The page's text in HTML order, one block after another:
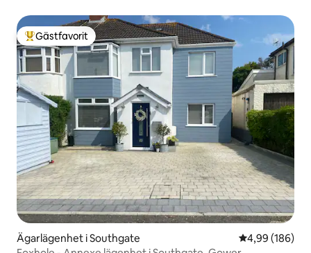
Populär gästfavorit
Gästfavorit
Ägarlägenhet i Southgate 4,99 av 5 i
4,99 (186)